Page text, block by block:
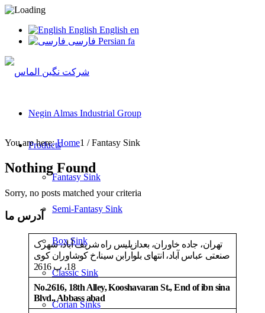
English English en
فارسی Persian fa
Negin Almas Industrial Group
Products
Fantasy Sink
Semi-Fantasy Sink
Box Sink
Classic Sink
Corian Sinks
You are here: Home1 / Fantasy Sink
Nothing Found
Sorry, no posts matched your criteria
آدرس ما
تهران، جاده خاوران، بعدازپلیس راه شریف آباد، شهرک
صنعتی عباس آباد، انتهای بلوارابن سینا،خ کوشاوران کوی
18، پ 2616
No.2616, 18th Alley, Kooshavaran St., End of ibn sina
Blvd., Abbass abad